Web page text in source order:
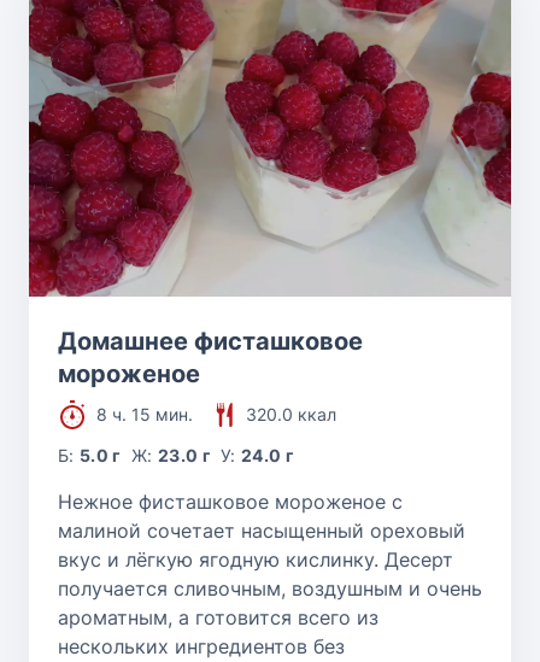
Домашнее фисташковое
мороженое
8 ч. 15 мин.
320.0 ккал
Б: 5.0 г Ж: 23.0 г У:24.0 г
Нежное фисташковое мороженое с
малиной сочетает насыщенный ореховый
вкус и лёгкую ягодную кислинку. Десерт
получается сливочным, воздушным и очень
ароматным, а готовится всего из
нескольких ингредиентов без